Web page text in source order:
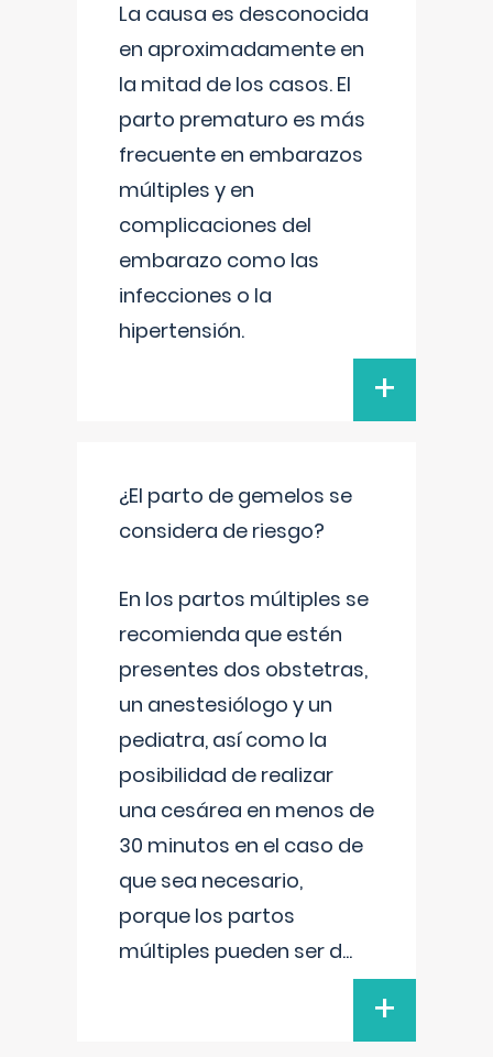
La causa es desconocida
en aproximadamente en
la mitad de los casos. El
parto prematuro es más
frecuente en embarazos
múltiples y en
complicaciones del
embarazo como las
infecciones o la
hipertensión.
+
¿El parto de gemelos se
considera de riesgo?
En los partos múltiples se
recomienda que estén
presentes dos obstetras,
un anestesiólogo y un
pediatra, así como la
posibilidad de realizar
una cesárea en menos de
30 minutos en el caso de
que sea necesario,
porque los partos
múltiples pueden ser d...
+